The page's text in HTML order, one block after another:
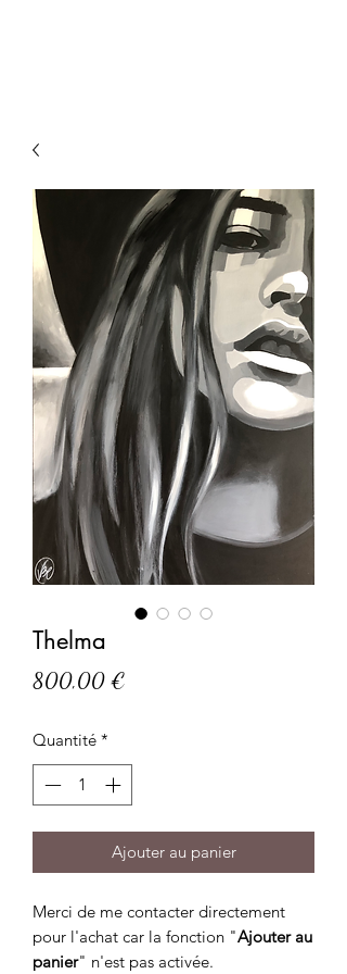
Thelma
800,00 €
Quantité *
Ajouter au panier
Merci de me contacter directement
pour l'achat car la fonction "Ajouter au
panier" n'est pas activée.